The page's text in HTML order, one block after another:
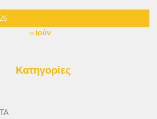
« Ιούν
Κατηγορίες